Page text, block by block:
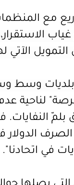
مع
التمويل الآتي
وسط
لناحية
النفايات.
فيما سعر
في اتحادنا".